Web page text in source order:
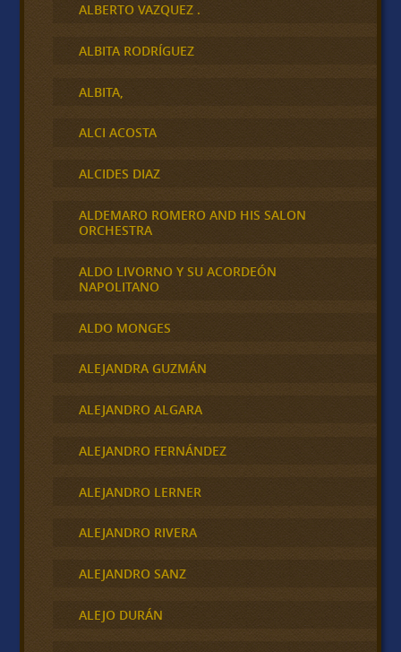
ALBERTO VAZQUEZ .
ALBITA RODRÍGUEZ
ALBITA,
ALCI ACOSTA
ALCIDES DIAZ
ALDEMARO ROMERO AND HIS SALON
ORCHESTRA
ALDO LIVORNO Y SU ACORDEÓN
NAPOLITANO
ALDO MONGES
ALEJANDRA GUZMÁN
ALEJANDRO ALGARA
ALEJANDRO FERNÁNDEZ
ALEJANDRO LERNER
ALEJANDRO RIVERA
ALEJANDRO SANZ
ALEJO DURÁN